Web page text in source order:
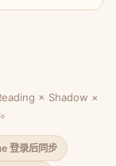
× Shadow ×
登录后同步